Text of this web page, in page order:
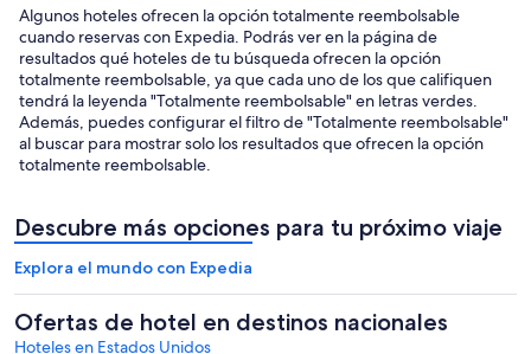
Algunos hoteles ofrecen la opción totalmente reembolsable
cuando reservas con Expedia. Podrás ver en la página de
resultados qué hoteles de tu búsqueda ofrecen la opción
totalmente reembolsable, ya que cada uno de los que califiquen
tendrá la leyenda "Totalmente reembolsable" en letras verdes.
Además, puedes configurar el filtro de "Totalmente reembolsable"
al buscar para mostrar solo los resultados que ofrecen la opción
totalmente reembolsable.
Descubre más opciones para tu próximo viaje
Explora el mundo con Expedia
Ofertas de hotel en destinos nacionales
Hoteles en Estados Unidos